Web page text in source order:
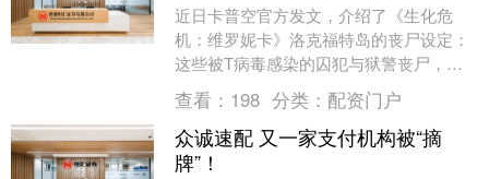
近日卡普空官方发文，介绍了《生化危
机：维罗妮卡》洛克福特岛的丧尸设定：
这些被T病毒感染的囚犯与狱警丧尸，与
浣熊市事件中零散分布的丧尸不同，它们
倾向于成群结队地行....
查看： 198 分类： 配资门户
众诚速配 又一家支付机构被“摘
牌”！